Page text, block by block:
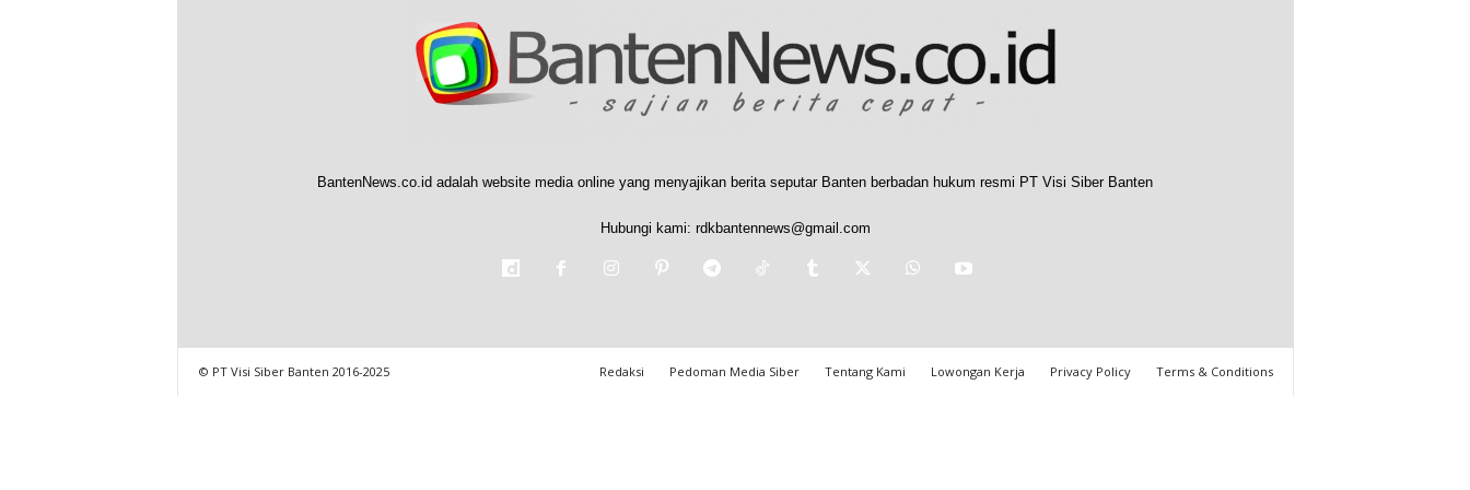
BantenNews.co.id adalah website media online yang menyajikan berita seputar Banten berbadan hukum resmi PT Visi Siber Banten
Hubungi kami: rdkbantennews@gmail.com
Redaksi Pedoman Media Siber Tentang Kami Lowongan Kerja Privacy Policy Terms & Conditions
© PT Visi Siber Banten 2016-2025